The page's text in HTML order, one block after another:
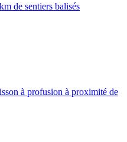
de sentiers balisés
à profusion à proximité de